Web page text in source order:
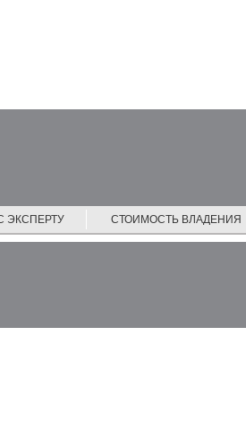
ЭКСПЕРТУ СТОИМОСТЬ ВЛАДЕНИЯ